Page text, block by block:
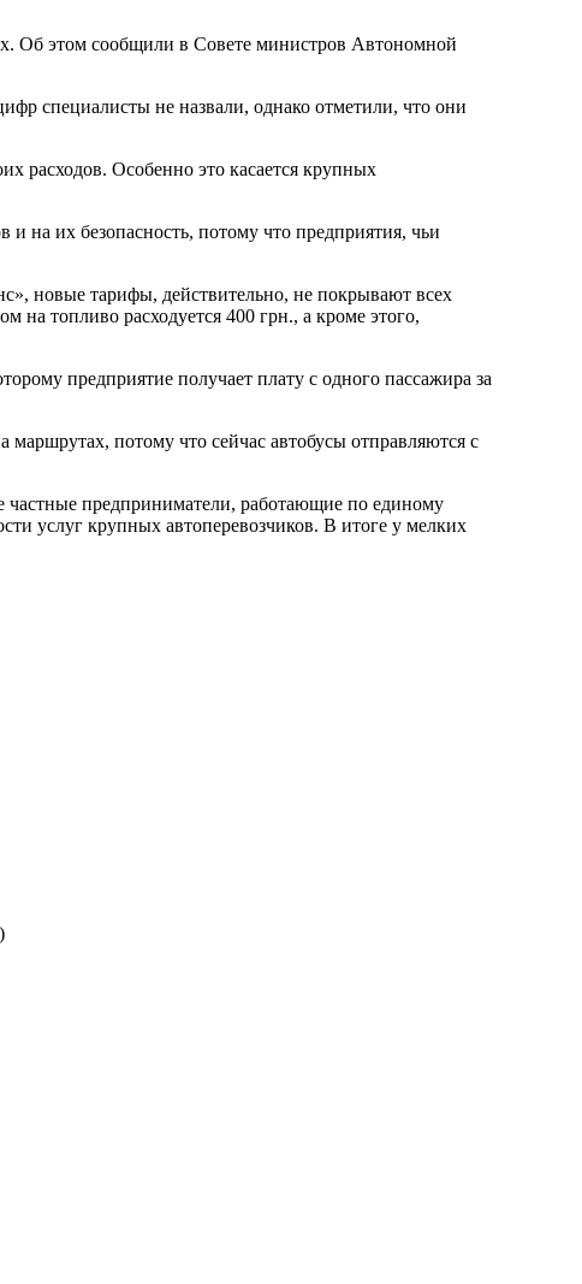
Об этом сообщили в Совете министров Автономной
специалисты не назвали, однако отметили, что они
расходов. Особенно это касается крупных
на их безопасность, потому что предприятия, чьи
новые тарифы, действительно, не покрывают всех
на топливо расходуется 400 грн., а кроме этого,
предприятие получает плату с одного пассажира за
потому что сейчас автобусы отправляются с
частные предприниматели, работающие по единому
услуг крупных автоперевозчиков. В итоге у мелких